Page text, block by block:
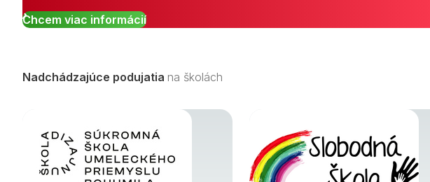
Chcem viac informácií
Nadchádzajúce podujatia na školách